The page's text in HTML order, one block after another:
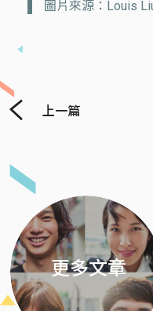
圖片來源：Louis
上一篇
更多文章